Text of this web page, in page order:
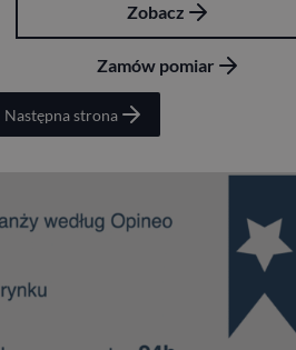
Zobacz
Zamów pomiar
Następna strona